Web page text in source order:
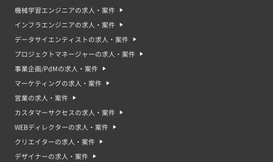
機械学習エンジニアの求人・案件
インフラエンジニアの求人・案件
データサイエンティストの求人・案件
プロジェクトマネージャーの求人・案件
事業企画/PdMの求人・案件
マーケティングの求人・案件
営業の求人・案件
カスタマーサクセスの求人・案件
WEBディレクターの求人・案件
クリエイターの求人・案件
デザイナーの求人・案件